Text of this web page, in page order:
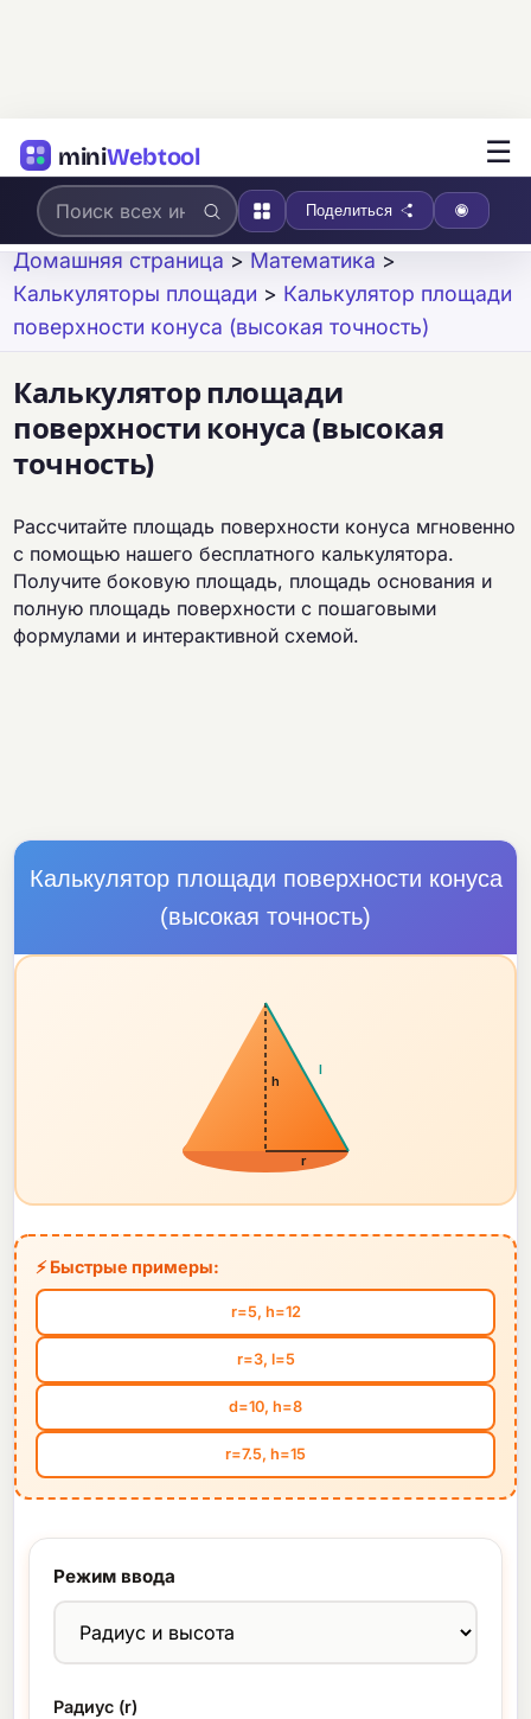
miniWebtool ☰
Поделиться
Домашняя страница > Математика >
Калькуляторы площади > Калькулятор площади
поверхности конуса (высокая точность)
Калькулятор площади
поверхности конуса (высокая
точность)
Рассчитайте площадь поверхности конуса мгновенно
с помощью нашего бесплатного калькулятора.
Получите боковую площадь, площадь основания и
полную площадь поверхности с пошаговыми
формулами и интерактивной схемой.
Калькулятор площади поверхности конуса
(высокая точность)
h
r
l
⚡ Быстрые примеры:
r=5, h=12
r=3, l=5
d=10, h=8
r=7.5, h=15
Режим ввода
Радиус (r)